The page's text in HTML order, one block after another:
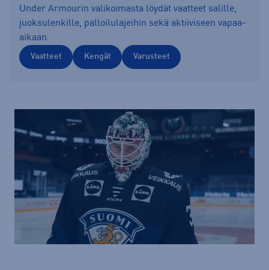
Under Armourin valikoimasta löydät vaatteet salille,
juoksulenkille, palloilulajeihin sekä aktiiviseen vapaa-
aikaan.
Vaatteet Kengät Varusteet